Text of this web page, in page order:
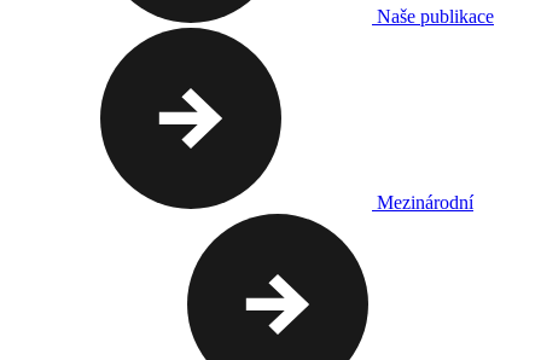
Naše publikace
Mezinárodní